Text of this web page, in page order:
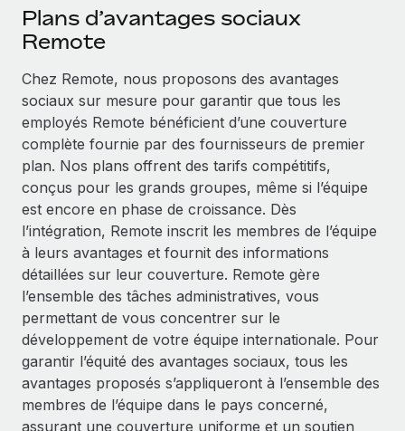
Rationalisez vos processus avec des outils essentiels
SERVICES
Demandez aux experts
Recevez des conseils d’experts sur les RH à
l’international et la conformité
Contrôles d’antécédents
Simplifiez vos processus de présélection des
candidats
Remote Watchtower
Gardez un temps d’avance sur les risques en
matière de conformité
Gestion des appareils
Achetez et suivez vos équipements informatiques
dans le monde entier
Partenaires stratégiques de la tech
Intégrez les RH à l’international de manière flexible
Devenir partenaire
Explorez avec nous vos opportunités de partenariat
Remote Build
Bientôt disponible
Conseil en intégrations et automatisations assistées par
ÉTUDES DE CAS
Comment Weaviate, l'as de l'IA, a développé
ses effectifs de 120 % avec Remote
Weaviate en bref Weaviate crée des infrastructures open
source et AI-first. Sa mission est...
En savoir plus
Événements
Données sur les salaires et les talents
Centre de ressources
Obtenir de l’aide
Voir toutes les ressources
BLOG
Paie multipays
EOR et PEO
Gestion des freelances
Plans d’avantages sociaux
Remote
Chez Remote, nous proposons des avantages
sociaux sur mesure pour garantir que tous les
employés Remote bénéficient d’une couverture
complète fournie par des fournisseurs de premier
plan. Nos plans offrent des tarifs compétitifs,
conçus pour les grands groupes, même si l’équipe
est encore en phase de croissance. Dès
l’intégration, Remote inscrit les membres de l’équipe
à leurs avantages et fournit des informations
détaillées sur leur couverture. Remote gère
l’ensemble des tâches administratives, vous
permettant de vous concentrer sur le
développement de votre équipe internationale. Pour
garantir l’équité des avantages sociaux, tous les
avantages proposés s’appliqueront à l’ensemble des
membres de l’équipe dans le pays concerné,
assurant une couverture uniforme et un soutien